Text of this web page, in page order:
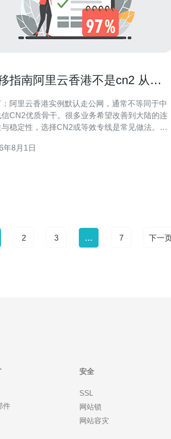
指南阿里云香港不是cn2 从普
：阿里云香港实例默认走公网，通常不等同于中
信CN2优质骨干。很多业务希望改善到大陆的连
稳定性，选择CN2或等效专线是常见做法。本
与可观提升。 理解CN2与普通公网的差异
年8月1日
2 3 … 7 下一
件
安全
SSL
网站锁
网站容灾